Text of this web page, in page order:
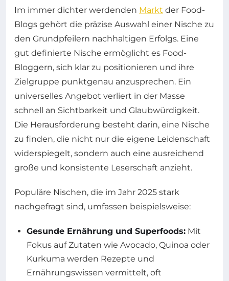
Im immer dichter werdenden Markt der Food-
Blogs gehört die präzise Auswahl einer Nische zu
den Grundpfeilern nachhaltigen Erfolgs. Eine
gut definierte Nische ermöglicht es Food-
Bloggern, sich klar zu positionieren und ihre
Zielgruppe punktgenau anzusprechen. Ein
universelles Angebot verliert in der Masse
schnell an Sichtbarkeit und Glaubwürdigkeit.
Die Herausforderung besteht darin, eine Nische
zu finden, die nicht nur die eigene Leidenschaft
widerspiegelt, sondern auch eine ausreichend
große und konsistente Leserschaft anzieht.
Populäre Nischen, die im Jahr 2025 stark
nachgefragt sind, umfassen beispielsweise:
Gesunde Ernährung und Superfoods: Mit
Fokus auf Zutaten wie Avocado, Quinoa oder
Kurkuma werden Rezepte und
Ernährungswissen vermittelt, oft